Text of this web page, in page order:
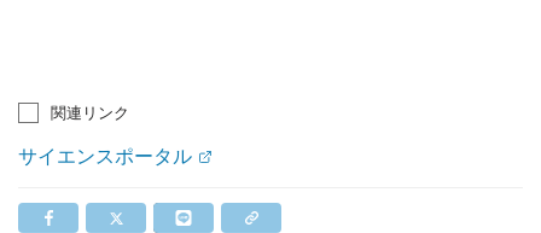
関連リンク
サイエンスポータル